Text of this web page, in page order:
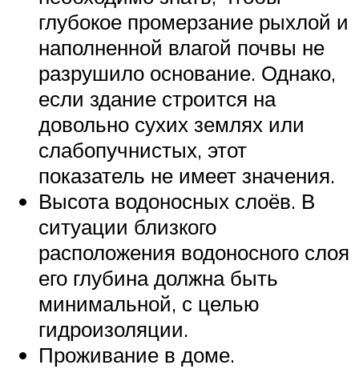
глубокое промерзание рыхлой и
наполненной влагой почвы не
разрушило основание. Однако,
если здание строится на
довольно сухих землях или
слабопучнистых, этот
показатель не имеет значения.
Высота водоносных слоёв. В
ситуации близкого
расположения водоносного слоя
его глубина должна быть
минимальной, с целью
гидроизоляции.
Проживание в доме.